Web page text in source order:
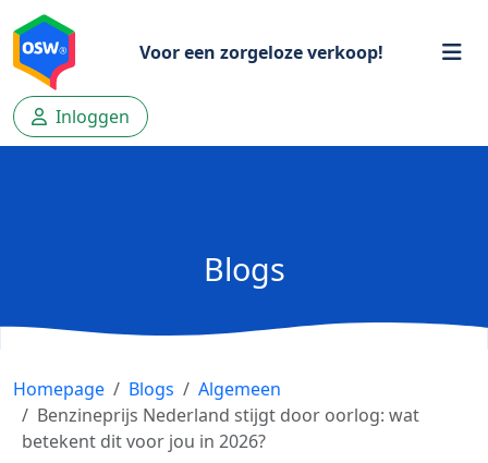
Voor een zorgeloze verkoop!
Inloggen
Blogs
Homepage Blogs
Algemeen
Benzineprijs Nederland stijgt door oorlog: wat
betekent dit voor jou in 2026?